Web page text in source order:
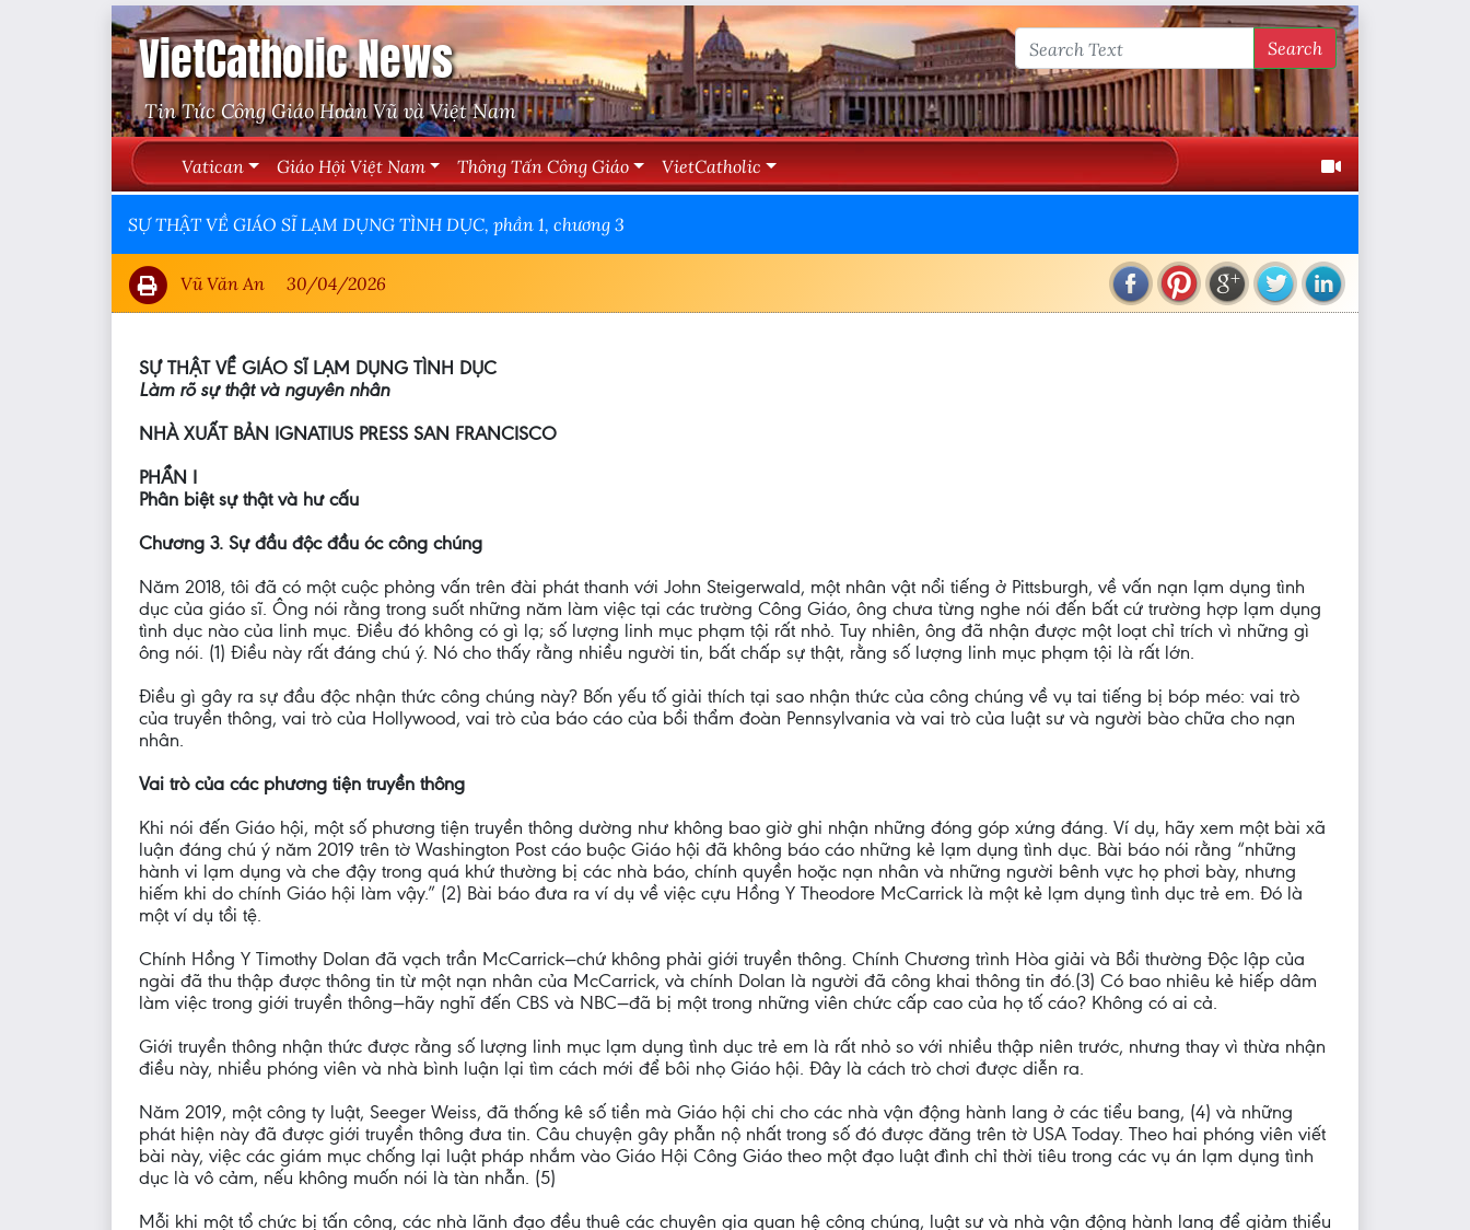
VietCatholic News
Tin Tức Công Giáo Hoàn Vũ và Việt Nam
Search
Vatican Giáo Hội Việt Nam Thông Tấn Công Giáo VietCatholic
SỰ THẬT VỀ GIÁO SĨ LẠM DỤNG TÌNH DỤC, phần 1, chương 3
Vũ Văn An 30/04/2026
SỰ THẬT VỀ GIÁO SĨ LẠM DỤNG TÌNH DỤC
Làm rõ sự thật và nguyên nhân
NHÀ XUẤT BẢN IGNATIUS PRESS SAN FRANCISCO
PHẦN I
Phân biệt sự thật và hư cấu
Chương 3. Sự đầu độc đầu óc công chúng
Năm 2018, tôi đã có một cuộc phỏng vấn trên đài phát thanh với John Steigerwald, một nhân vật nổi tiếng ở Pittsburgh, về vấn nạn lạm dụng tình
dục của giáo sĩ. Ông nói rằng trong suốt những năm làm việc tại các trường Công Giáo, ông chưa từng nghe nói đến bất cứ trường hợp lạm dụng
tình dục nào của linh mục. Điều đó không có gì lạ; số lượng linh mục phạm tội rất nhỏ. Tuy nhiên, ông đã nhận được một loạt chỉ trích vì những gì
ông nói. (1) Điều này rất đáng chú ý. Nó cho thấy rằng nhiều người tin, bất chấp sự thật, rằng số lượng linh mục phạm tội là rất lớn.
Điều gì gây ra sự đầu độc nhận thức công chúng này? Bốn yếu tố giải thích tại sao nhận thức của công chúng về vụ tai tiếng bị bóp méo: vai trò
của truyền thông, vai trò của Hollywood, vai trò của báo cáo của bồi thẩm đoàn Pennsylvania và vai trò của luật sư và người bào chữa cho nạn
nhân.
Vai trò của các phương tiện truyền thông
Khi nói đến Giáo hội, một số phương tiện truyền thông dường như không bao giờ ghi nhận những đóng góp xứng đáng. Ví dụ, hãy xem một bài xã
luận đáng chú ý năm 2019 trên tờ Washington Post cáo buộc Giáo hội đã không báo cáo những kẻ lạm dụng tình dục. Bài báo nói rằng “những
hành vi lạm dụng và che đậy trong quá khứ thường bị các nhà báo, chính quyền hoặc nạn nhân và những người bênh vực họ phơi bày, nhưng
hiếm khi do chính Giáo hội làm vậy.” (2) Bài báo đưa ra ví dụ về việc cựu Hồng Y Theodore McCarrick là một kẻ lạm dụng tình dục trẻ em. Đó là
một ví dụ tồi tệ.
Chính Hồng Y Timothy Dolan đã vạch trần McCarrick—chứ không phải giới truyền thông. Chính Chương trình Hòa giải và Bồi thường Độc lập của
ngài đã thu thập được thông tin từ một nạn nhân của McCarrick, và chính Dolan là người đã công khai thông tin đó.(3) Có bao nhiêu kẻ hiếp dâm
làm việc trong giới truyền thông—hãy nghĩ đến CBS và NBC—đã bị một trong những viên chức cấp cao của họ tố cáo? Không có ai cả.
Giới truyền thông nhận thức được rằng số lượng linh mục lạm dụng tình dục trẻ em là rất nhỏ so với nhiều thập niên trước, nhưng thay vì thừa nhận
điều này, nhiều phóng viên và nhà bình luận lại tìm cách mới để bôi nhọ Giáo hội. Đây là cách trò chơi được diễn ra.
Năm 2019, một công ty luật, Seeger Weiss, đã thống kê số tiền mà Giáo hội chi cho các nhà vận động hành lang ở các tiểu bang, (4) và những
phát hiện này đã được giới truyền thông đưa tin. Câu chuyện gây phẫn nộ nhất trong số đó được đăng trên tờ USA Today. Theo hai phóng viên viết
bài này, việc các giám mục chống lại luật pháp nhắm vào Giáo Hội Công Giáo theo một đạo luật đình chỉ thời tiêu trong các vụ án lạm dụng tình
dục là vô cảm, nếu không muốn nói là tàn nhẫn. (5)
Mỗi khi một tổ chức bị tấn công, các nhà lãnh đạo đều thuê các chuyên gia quan hệ công chúng, luật sư và nhà vận động hành lang để giảm thiểu